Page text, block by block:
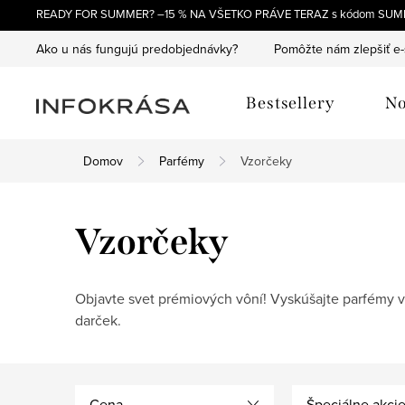
na
obsah
READY FOR SUMMER? –15 % NA VŠETKO PRÁVE TERAZ s kódom
Ako u nás fungujú predobjednávky? Pomôžte nám zlepšiť
Bestsellery
Domov Parfémy Vzorčeky
Vzorčeky
Objavte svet prémiových vôní! Vyskúšajte parfémy
darček.